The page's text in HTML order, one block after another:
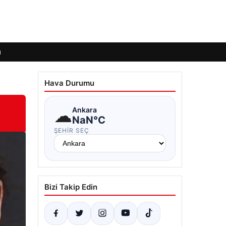
Hava Durumu
☁Ankara
NaN°C
ŞEHIR SEÇ
Bizi Takip Edin